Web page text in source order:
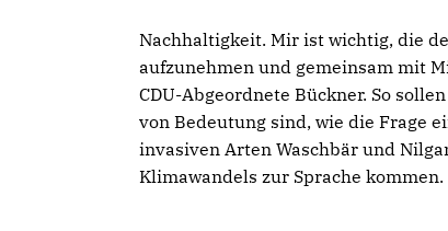
Nachhaltigkeit. Mir ist wichtig, die
aufzunehmen und gemeinsam mit
CDU-Abgeordnete Bückner. So
von Bedeutung sind, wie die Frage
invasiven Arten Waschbär und
Klimawandels zur Sprache kommen.